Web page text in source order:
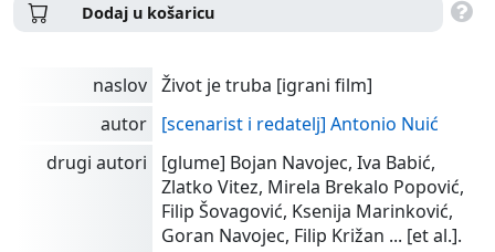
Dodaj u košaricu
naslov Život je truba [igrani film]
autor
[scenarist i redatelj] Antonio Nuić
drugi autori
[glume] Bojan Navojec, Iva Babić,
Zlatko Vitez, Mirela Brekalo Popović,
Filip Šovagović, Ksenija Marinković,
Goran Navojec, Filip Križan ... [et al.].